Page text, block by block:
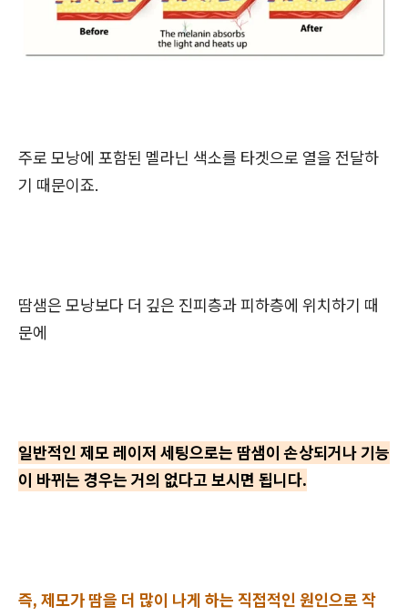
주로 모낭에 포함된 멜라닌 색소를 타겟으로 열을 전달하
기 때문이죠.
땀샘은 모낭보다 더 깊은 진피층과 피하층에 위치하기 때
문에
일반적인 제모 레이저 세팅으로는 땀샘이 손상되거나 기능
이 바뀌는 경우는 거의 없다고 보시면 됩니다.
즉, 제모가 땀을 더 많이 나게 하는 직접적인 원인으로 작